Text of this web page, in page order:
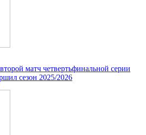
матч четвертьфинальной серии
сезон 2025/2026